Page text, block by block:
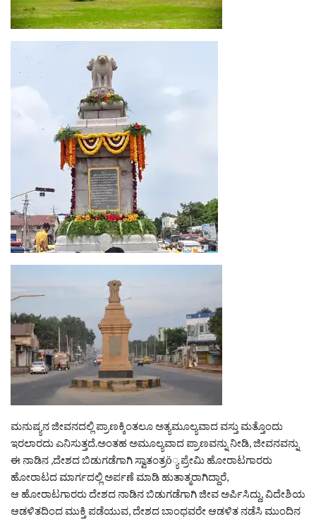
ಮನುಷ್ಯನ ಜೀವನದಲ್ಲಿ ಪ್ರಾಣಕ್ಕಿಂತಲೂ ಅತ್ಯಮೂಲ್ಯವಾದ ವಸ್ತು ಮತ್ತೊಂದು
ಇರಲಾರದು ಎನಿಸುತ್ತದೆ.ಅಂತಹ ಅಮೂಲ್ಯವಾದ ಪ್ರಾಣವನ್ನು ನೀಡಿ, ಜೀವನವನ್ನು
ಈ ನಾಡಿನ ,ದೇಶದ ಬಿಡುಗಡೆಗಾಗಿ ಸ್ವಾತಂತ್ರö್ಯ ಪ್ರೇಮಿ ಹೋರಾಟಗಾರರು
ಹೋರಾಟದ ಮಾರ್ಗದಲ್ಲಿ ಅರ್ಪಣೆ ಮಾಡಿ ಹುತಾತ್ಮರಾಗಿದ್ದಾರೆ,
ಆ ಹೋರಾಟಗಾರರು ದೇಶದ ನಾಡಿನ ಬಿಡುಗಡೆಗಾಗಿ ಜೀವ ಅರ್ಪಿಸಿದ್ದು, ವಿದೇಶಿಯ
ಆಡಳಿತದಿಂದ ಮುಕ್ತಿ ಪಡೆಯುವ, ದೇಶದ ಬಾಂಧವರೇ ಆಡಳಿತ ನಡೆಸಿ ಮುಂದಿನ